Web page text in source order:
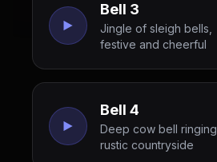
Bell 3
Jingle of sleigh bells,
festive and cheerful
Bell 4
Deep cow bell ringing,
rustic countryside